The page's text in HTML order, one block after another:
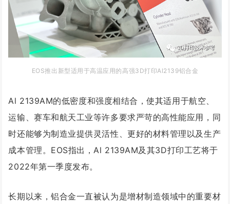
EOS推出新型适用于高温应用的高强3D打印Al2139铝合金
Al 2139AM的低密度和强度相结合，使其适用于航空、
运输、赛车和航天工业等许多要求严苛的高性能应用，同
时还能够为制造业提供灵活性、更好的材料管理以及生产
成本管理。EOS指出，Al 2139AM及其3D打印工艺将于
2022年第一季度发布。
长期以来，铝合金一直被认为是增材制造领域中的重要材